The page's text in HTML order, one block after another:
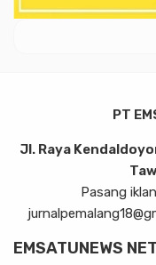
PT
Jl. Raya
Pasang
EMSATUNEWS